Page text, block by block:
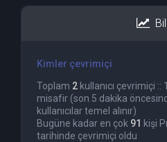
Kimler çevrimiçi
Toplam 2 kullanıcı çevrimiçi ::
misafir (son 5 dakika
kullanıcılar temel alınır)
Bugüne kadar en çok 91 kişi
tarihinde çevrimiçi oldu